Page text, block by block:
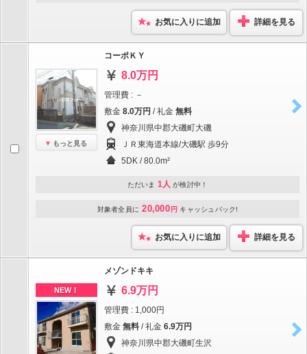
お気に入りに追加 詳細を見る
もっと見る
コーポＫＹ
8.0万円
管理費 : －
敷金 8.0万円 / 礼金 無料
神奈川県中郡大磯町大磯
ＪＲ東海道本線/大磯駅 歩9分
5DK / 80.0m²
ただいま 1人 が検討中！
対象者全員に 20,000 円 キャッシュバック!
お気に入りに追加 詳細を見る
NEW！
メゾンドキキ
6.9万円
管理費 : 1,000円
敷金 無料 / 礼金 6.9万円
神奈川県中郡大磯町生沢